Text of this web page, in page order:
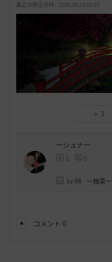
最近の修正日時 : 2026.05.19 02:57
3
一シュナ一
2 0
Lv 66 ー柚菜ー
コメント 0